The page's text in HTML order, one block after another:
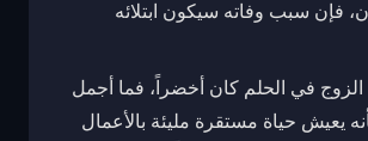
فإن سبب وفاته سيكون ابتلائه
الزوج في الحلم كان أخضراً، فما أجمل
يعيش حياة مستقرة مليئة بالأعمال